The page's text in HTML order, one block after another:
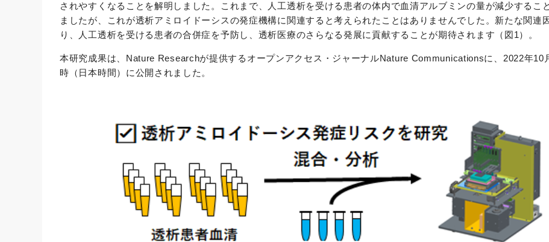
されやすくなることを解明しました。これまで、人工透析を受ける患者の体内で血清アルブミンの量が減少するこ
ましたが、これが透析アミロイドーシスの発症機構に関連すると考えられたことはありませんでした。新たな関連
り、人工透析を受ける患者の合併症を予防し、透析医療のさらなる発展に貢献することが期待されます（図1）。
本研究成果は、Nature Researchが提供するオープンアクセス・ジャーナルNature Communicationsに、2022年10
時（日本時間）に公開されました。